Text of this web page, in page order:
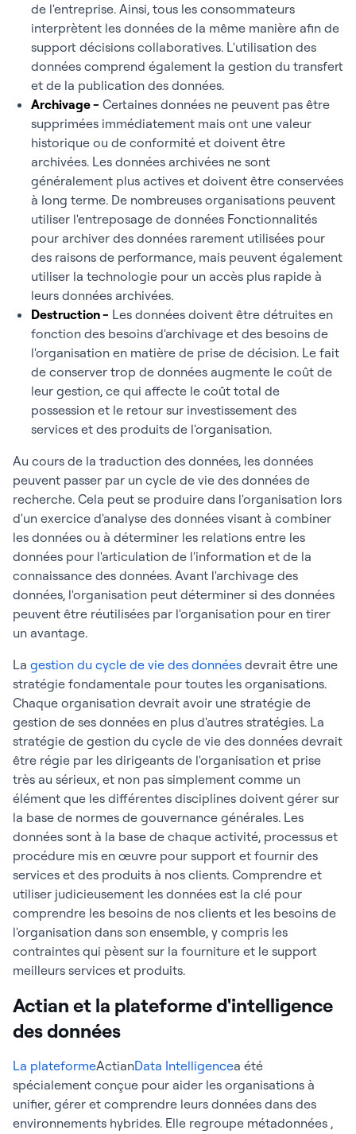
de l'entreprise. Ainsi, tous les consommateurs
interprètent les données de la même manière afin de
support décisions collaboratives. L'utilisation des
données comprend également la gestion du transfert
et de la publication des données.
Archivage- Certaines données ne peuvent pas être
supprimées immédiatement mais ont une valeur
historique ou de conformité et doivent être
archivées. Les données archivées ne sont
généralement plus actives et doivent être conservées
à long terme. De nombreuses organisations peuvent
utiliser l'entreposage de données Fonctionnalités
pour archiver des données rarement utilisées pour
des raisons de performance, mais peuvent également
utiliser la technologie pour un accès plus rapide à
leurs données archivées.
Destruction- Les données doivent être détruites en
fonction des besoins d'archivage et des besoins de
l'organisation en matière de prise de décision. Le fait
de conserver trop de données augmente le coût de
leur gestion, ce qui affecte le coût total de
possession et le retour sur investissement des
services et des produits de l'organisation.
Au cours de la traduction des données, les données
peuvent passer par un cycle de vie des données de
recherche. Cela peut se produire dans l'organisation lors
d'un exercice d'analyse des données visant à combiner
les données ou à déterminer les relations entre les
données pour l'articulation de l'information et de la
connaissance des données. Avant l'archivage des
données, l'organisation peut déterminer si des données
peuvent être réutilisées par l'organisation pour en tirer
un avantage.
La gestion du cycle de vie des données devrait être une
stratégie fondamentale pour toutes les organisations.
Chaque organisation devrait avoir une stratégie de
gestion de ses données en plus d'autres stratégies. La
stratégie de gestion du cycle de vie des données devrait
être régie par les dirigeants de l'organisation et prise
très au sérieux, et non pas simplement comme un
élément que les différentes disciplines doivent gérer sur
la base de normes de gouvernance générales. Les
données sont à la base de chaque activité, processus et
procédure mis en œuvre pour support et fournir des
services et des produits à nos clients. Comprendre et
utiliser judicieusement les données est la clé pour
comprendre les besoins de nos clients et les besoins de
l'organisation dans son ensemble, y compris les
contraintes qui pèsent sur la fourniture et le support
meilleurs services et produits.
Actian et la plateforme d'intelligence
des données
La plateformeActianData Intelligencea été
spécialement conçue pour aider les organisations à
unifier, gérer et comprendre leurs données dans des
environnements hybrides. Elle regroupe métadonnées ,